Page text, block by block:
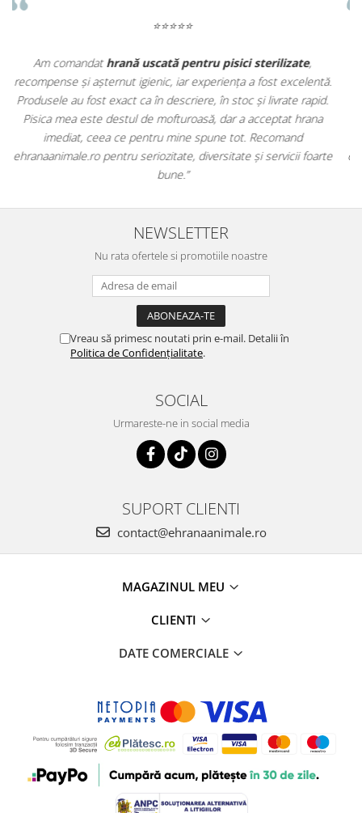
⭐⭐⭐⭐⭐
Apreciez foarte mult faptul că peehranaanimale.rogăsesc nu
doar hrană, ci și produse dinfarmacia veterinară:
antiparazitare, suplimente și soluții de îngrijire. Este foarte
comod să pot comanda tot ce am nevoie pentru animalul meu
dintr-un singur loc. Livrarea a fost rapidă, iar produsele au fost
originale și în termen. Magazin serios, bine organizat și foarte util
pentru orice stăpân de animale.
NEWSLETTER
Nu rata ofertele si promotiile noastre
Vreau să primesc noutati prin e-mail. Detalii în
Politica de Confidențialitate.
SOCIAL
Urmareste-ne in social media
SUPORT CLIENTI
contact@ehranaanimale.ro
MAGAZINUL MEU
CLIENTI
DATE COMERCIALE